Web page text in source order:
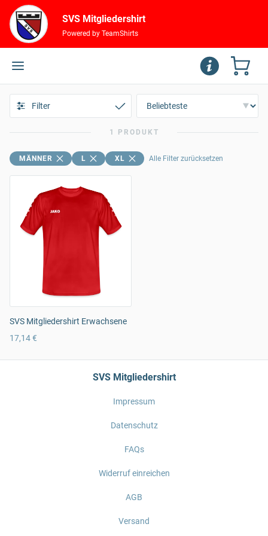
SVS Mitgliedershirt
Powered by TeamShirts
Filter
1 PRODUKT
MÄNNER L XL Alle Filter zurücksetzen
SVS Mitgliedershirt Erwachsene
17,14 €
SVS Mitgliedershirt
Impressum
Datenschutz
FAQs
Widerruf einreichen
AGB
Versand